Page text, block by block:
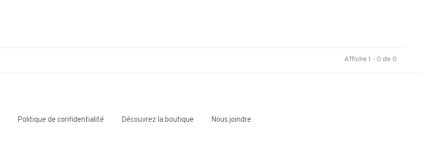
Affiche 1 - 0 de 0
Politique de confidentialité Découvrez la boutique Nous joindre